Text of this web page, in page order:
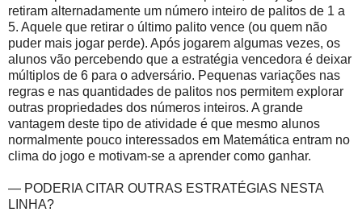
retiram alternadamente um número inteiro de palitos de 1 a
5. Aquele que retirar o último palito vence (ou quem não
puder mais jogar perde). Após jogarem algumas vezes, os
alunos vão percebendo que a estratégia vencedora é deixar
múltiplos de 6 para o adversário. Pequenas variações nas
regras e nas quantidades de palitos nos permitem explorar
outras propriedades dos números inteiros. A grande
vantagem deste tipo de atividade é que mesmo alunos
normalmente pouco interessados em Matemática entram no
clima do jogo e motivam-se a aprender como ganhar.
— PODERIA CITAR OUTRAS ESTRATÉGIAS NESTA
LINHA?